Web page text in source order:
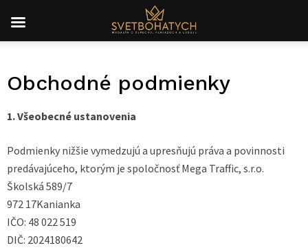
Obchodné podmienky
1. Všeobecné ustanovenia
Podmienky nižšie vymedzujú a upresňujú práva a povinnosti
predávajúceho, ktorým je spoločnosť Mega Traffic, s.r.o.
Školská 589/7
972 17Kanianka
IČO: 48 022 519
DIČ: 2024180642